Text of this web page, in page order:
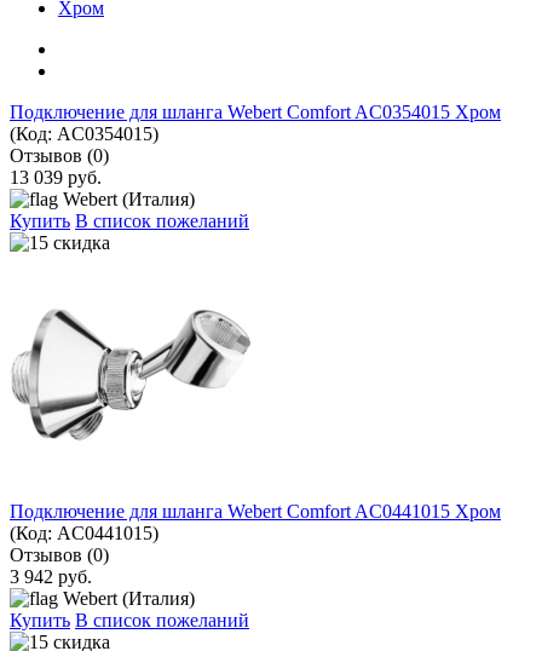
Подключение для шланга Webert Comfort AC0354015 Хром
(Код: AC0354015)
Отзывов (0)
13 039 руб.
Webert (Италия)
Купить В список пожеланий
Подключение для шланга Webert Comfort AC0441015 Хром
(Код: AC0441015)
Отзывов (0)
3 942 руб.
Webert (Италия)
Купить В список пожеланий